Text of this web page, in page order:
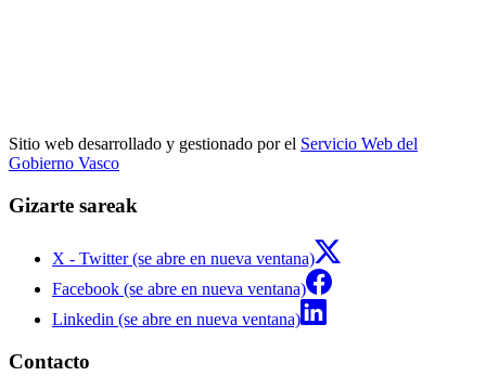
Sitio web desarrollado y gestionado por el Servicio Web del
Gobierno Vasco
Gizarte sareak
X - Twitter (se abre en nueva ventana)
Facebook (se abre en nueva ventana)
Linkedin (se abre en nueva ventana)
Contacto